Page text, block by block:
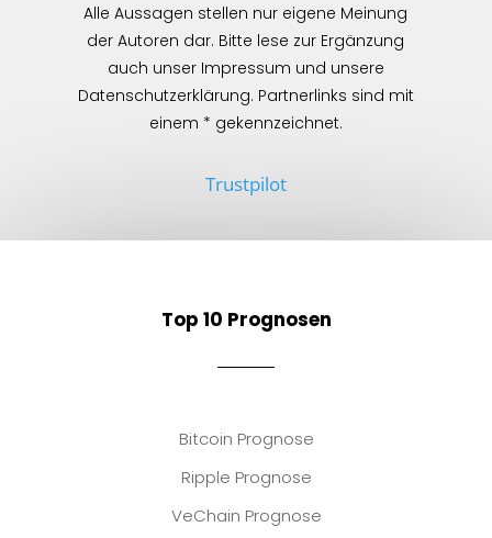
Alle Aussagen stellen nur eigene Meinung
der Autoren dar. Bitte lese zur Ergänzung
auch unser Impressum und unsere
Datenschutzerklärung. Partnerlinks sind mit
einem * gekennzeichnet.
Trustpilot
Top 10 Prognosen
Bitcoin Prognose
Ripple Prognose
VeChain Prognose